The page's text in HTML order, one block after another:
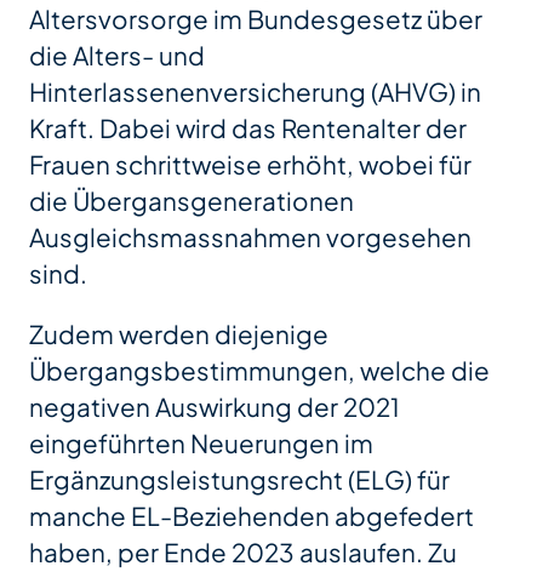
Altersvorsorge im Bundesgesetz über
die Alters- und
Hinterlassenenversicherung (AHVG) in
Kraft. Dabei wird das Rentenalter der
Frauen schrittweise erhöht, wobei für
die Übergansgenerationen
Ausgleichsmassnahmen vorgesehen
sind.
Zudem werden diejenige
Übergangsbestimmungen, welche die
negativen Auswirkung der 2021
eingeführten Neuerungen im
Ergänzungsleistungsrecht (ELG) für
manche EL-Beziehenden abgefedert
haben, per Ende 2023 auslaufen. Zu